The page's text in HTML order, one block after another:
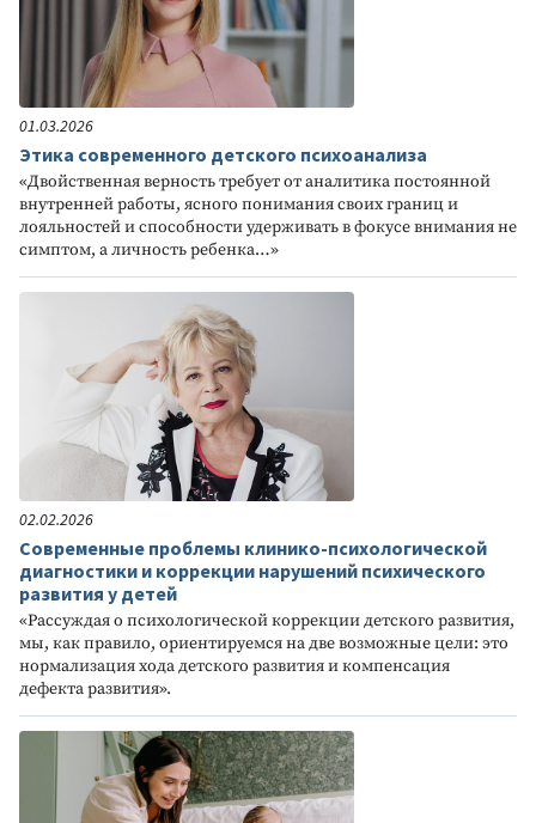
01.03.2026
Этика современного детского психоанализа
«Двойственная верность требует от аналитика постоянной
внутренней работы, ясного понимания своих границ и
лояльностей и способности удерживать в фокусе внимания не
симптом, а личность ребенка…»
02.02.2026
Современные проблемы клинико-психологической
диагностики и коррекции нарушений психического
развития у детей
«Рассуждая о психологической коррекции детского развития,
мы, как правило, ориентируемся на две возможные цели: это
нормализация хода детского развития и компенсация
дефекта развития».